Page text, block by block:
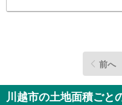
実に努めさせて頂
物件のご紹介だけ
の事ならなんでも
伺いしながら誠心
お客様一人一人に
いただきます。お
前へ
川越市の土地面積ごと